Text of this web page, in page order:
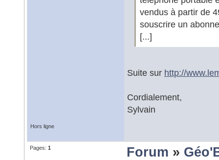
vendus à partir de
souscrire un
[...]
Suite sur http://
Cordialement,
Sylvain
Hors ligne
Pages: 1 Forum »